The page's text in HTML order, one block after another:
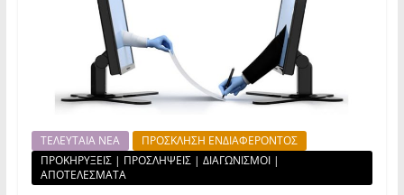
ΤΕΛΕΥΤΑΙΑ ΝΕΑ
ΠΡΟΣΚΛΗΣΗ ΕΝΔΙΑΦΕΡΟΝΤΟΣ
ΠΡΟΚΗΡΥΞΕΙΣ | ΠΡΟΣΛΗΨΕΙΣ | ΔΙΑΓΩΝΙΣΜΟΙ |
ΑΠΟΤΕΛΕΣΜΑΤΑ